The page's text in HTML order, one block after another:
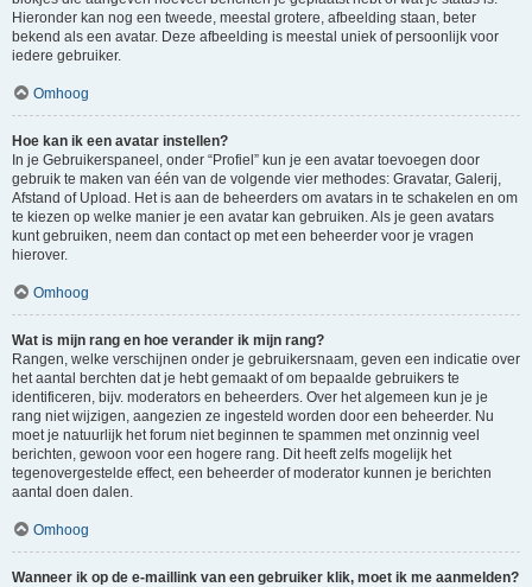
Hieronder kan nog een tweede, meestal grotere, afbeelding staan, beter
bekend als een avatar. Deze afbeelding is meestal uniek of persoonlijk voor
iedere gebruiker.
Omhoog
Hoe kan ik een avatar instellen?
In je Gebruikerspaneel, onder “Profiel” kun je een avatar toevoegen door
gebruik te maken van één van de volgende vier methodes: Gravatar, Galerij,
Afstand of Upload. Het is aan de beheerders om avatars in te schakelen en om
te kiezen op welke manier je een avatar kan gebruiken. Als je geen avatars
kunt gebruiken, neem dan contact op met een beheerder voor je vragen
hierover.
Omhoog
Wat is mijn rang en hoe verander ik mijn rang?
Rangen, welke verschijnen onder je gebruikersnaam, geven een indicatie over
het aantal berchten dat je hebt gemaakt of om bepaalde gebruikers te
identificeren, bijv. moderators en beheerders. Over het algemeen kun je je
rang niet wijzigen, aangezien ze ingesteld worden door een beheerder. Nu
moet je natuurlijk het forum niet beginnen te spammen met onzinnig veel
berichten, gewoon voor een hogere rang. Dit heeft zelfs mogelijk het
tegenovergestelde effect, een beheerder of moderator kunnen je berichten
aantal doen dalen.
Omhoog
Wanneer ik op de e-maillink van een gebruiker klik, moet ik me aanmelden?